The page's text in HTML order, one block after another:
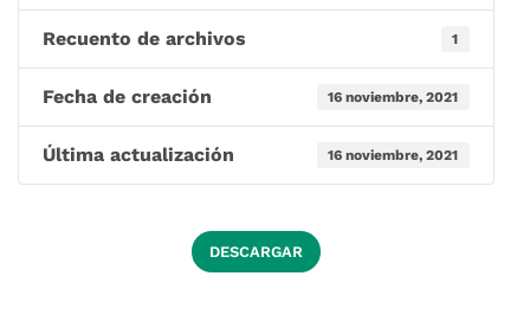
Recuento de archivos 1
Fecha de creación 16 noviembre, 2021
Última actualización 16 noviembre, 2021
DESCARGAR